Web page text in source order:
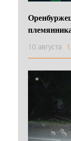
10 августа